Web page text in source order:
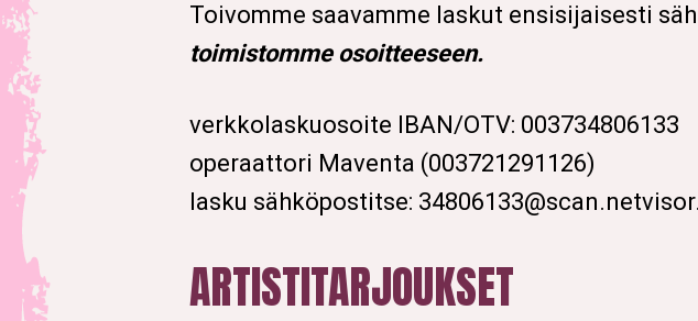
Toivomme saavamme laskut ensisijaisesti
toimistomme osoitteeseen.
verkkolaskuosoite IBAN/OTV: 003734806133
operaattori Maventa (003721291126)
lasku sähköpostitse:
ARTISTITARJOUKSET